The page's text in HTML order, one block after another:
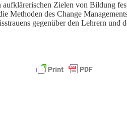
Zielen von Bildung
Methoden des Change
gegenüber den Lehrern